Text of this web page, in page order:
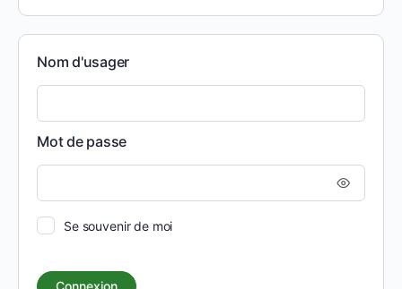
Nom d'usager
Mot de passe
Se souvenir de moi